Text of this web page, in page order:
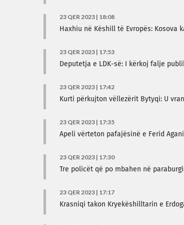
23 QER 2023 | 18:08
Haxhiu në Këshill të Evropës:
23 QER 2023 | 17:53
Deputetja e LDK-së: I kërkoj falje
23 QER 2023 | 17:42
Kurti përkujton vëllezërit Bytyqi: U
23 QER 2023 | 17:35
Apeli vërteton pafajësinë e Ferid
23 QER 2023 | 17:30
Tre policët që po mbahen në
23 QER 2023 | 17:17
Krasniqi takon Kryekëshilltarin e